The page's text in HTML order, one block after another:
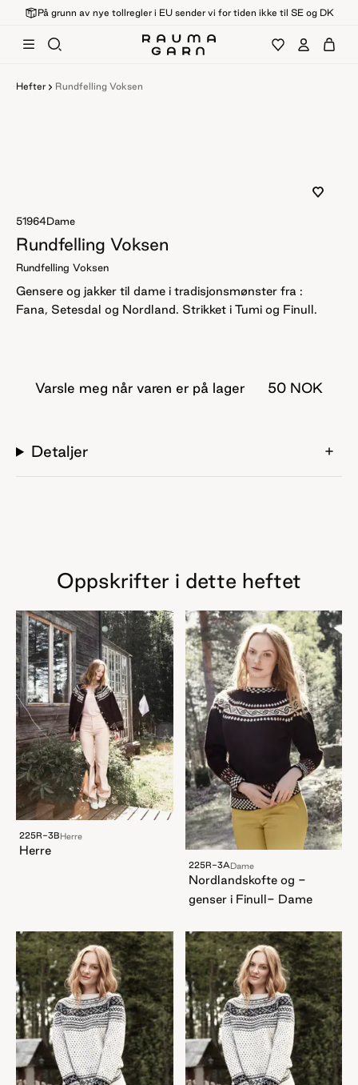
På grunn av nye tollregler i EU sender vi for tiden ikke til SE og DK
Hefter Rundfelling Voksen
51964Dame
Rundfelling Voksen
Rundfelling Voksen
Gensere og jakker til dame i tradisjonsmønster fra :
Fana, Setesdal og Nordland. Strikket i Tumi og Finull.
Varsle meg når varen er på lager 50 NOK
Detaljer
Oppskrifter i dette heftet
225R-3BHerre
Herre
225R-3ADame
Nordlandskofte og -
genser i Finull- Dame